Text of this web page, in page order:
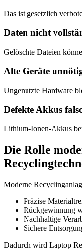
Das ist gesetzlich
Daten nicht
Gelöschte Dateien
Alte Geräte
Ungenutzte Hardware
Defekte Akkus
Lithium-Ionen-Akkus
Die Rolle
Moderne
Präzise
Rückgewinnung
Nachhaltige
Sichere
Dadurch wird Laptop